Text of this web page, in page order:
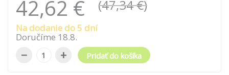
42,62 € (47,34 €)
Na dodanie do 5 dní
Doručíme 18.8.
− + Pridať do košíka